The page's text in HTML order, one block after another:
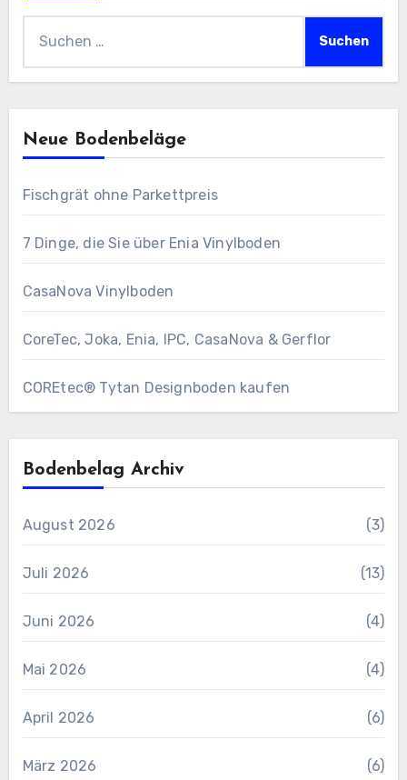
Neue Bodenbeläge
Fischgrät ohne Parkettpreis
7 Dinge, die Sie über Enia Vinylboden
CasaNova Vinylboden
CoreTec, Joka, Enia, IPC, CasaNova & Gerflor
COREtec® Tytan Designboden kaufen
Bodenbelag Archiv
August 2026 (3)
Juli 2026 (13)
Juni 2026 (4)
Mai 2026 (4)
April 2026 (6)
März 2026 (6)